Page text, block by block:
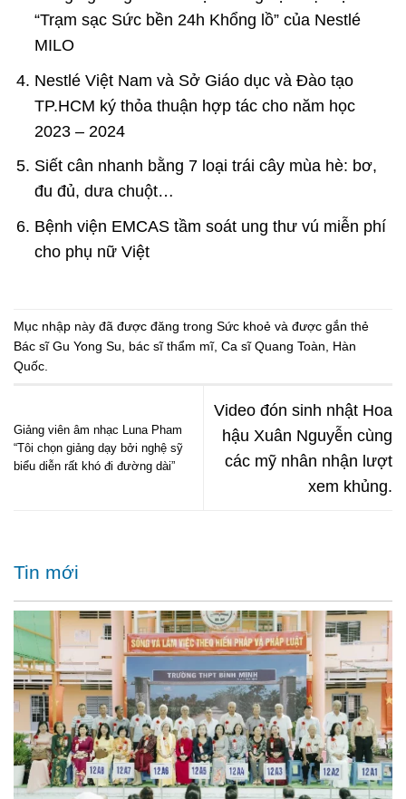
“Trạm sạc Sức bền 24h Khổng lồ” của Nestlé
MILO
Nestlé Việt Nam và Sở Giáo dục và Đào tạo
TP.HCM ký thỏa thuận hợp tác cho năm học
2023 – 2024
Siết cân nhanh bằng 7 loại trái cây mùa hè: bơ,
đu đủ, dưa chuột…
Bệnh viện EMCAS tầm soát ung thư vú miễn phí
cho phụ nữ Việt
Mục nhập này đã được đăng trong Sức khoẻ và được gắn thẻ
Bác sĩ Gu Yong Su
bác sĩ thẩm mĩ, Ca sĩ Quang Toàn
Hàn
Quốc
Giảng viên âm nhạc Luna Pham
“Tôi chọn giảng dạy bởi nghệ sỹ
biểu diễn rất khó đi đường dài”
Video đón sinh nhật Hoa
hậu Xuân Nguyễn cùng
các mỹ nhân nhận lượt
xem khủng.
Tin mới